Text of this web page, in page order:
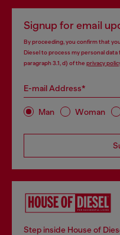
Signup for email
By proceeding, you confirm that
Diesel to process my personal data
paragraph 3.1, d) of the privacy
E-mail Address*
Man Woman
Step inside House of